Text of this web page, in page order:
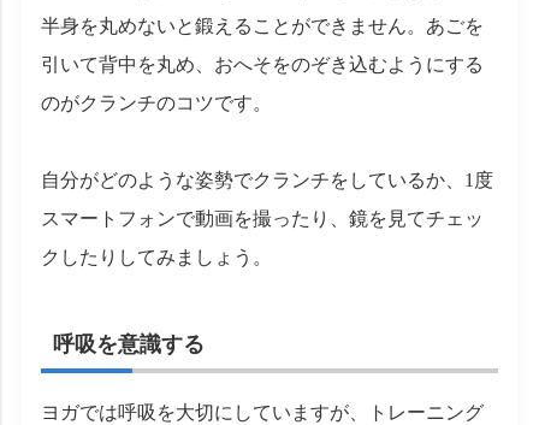
半身を丸めないと鍛えることができません。あごを
引いて背中を丸め、おへそをのぞき込むようにする
のがクランチのコツです。
自分がどのような姿勢でクランチをしているか、1度
スマートフォンで動画を撮ったり、鏡を見てチェッ
クしたりしてみましょう。
呼吸を意識する
ヨガでは呼吸を大切にしていますが、トレーニング